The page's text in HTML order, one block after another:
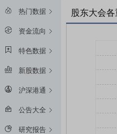
热门数据
资金流向
特色数据
新股数据
沪深港通
公告大全
研究报告
股东大会